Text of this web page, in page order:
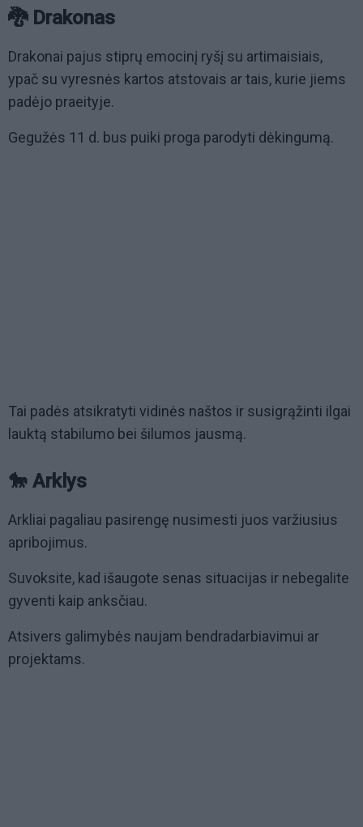
🐉 Drakonas
Drakonai pajus stiprų emocinį ryšį su artimaisiais,
ypač su vyresnės kartos atstovais ar tais, kurie jiems
padėjo praeityje.
Gegužės 11 d. bus puiki proga parodyti dėkingumą.
Tai padės atsikratyti vidinės naštos ir susigrąžinti ilgai
lauktą stabilumo bei šilumos jausmą.
🐎 Arklys
Arkliai pagaliau pasirengę nusimesti juos varžiusius
apribojimus.
Suvoksite, kad išaugote senas situacijas ir nebegalite
gyventi kaip anksčiau.
Atsivers galimybės naujam bendradarbiavimui ar
projektams.